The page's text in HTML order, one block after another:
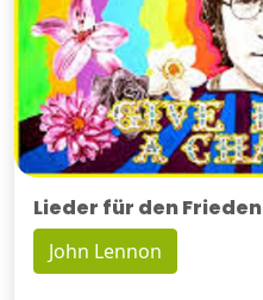
Lieder für den Frieden
John Lennon